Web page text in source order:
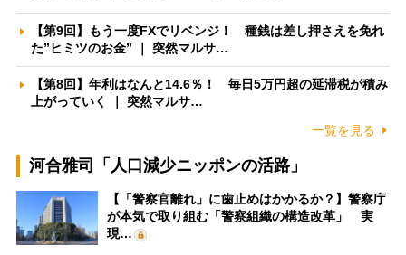
【第9回】もう一度FXでリベンジ！ 種銭は差し押さえを免れ
た”ヒミツのお金” ｜ 突然マルサ…
【第8回】年利はなんと14.6％！ 毎日5万円超の延滞税が積み
上がっていく ｜ 突然マルサ…
一覧を見る
河合雅司「人口減少ニッポンの活路」
【「警察官離れ」に歯止めはかかるか？】警察庁
が本気で取り組む「警察組織の構造改革」 実
現…